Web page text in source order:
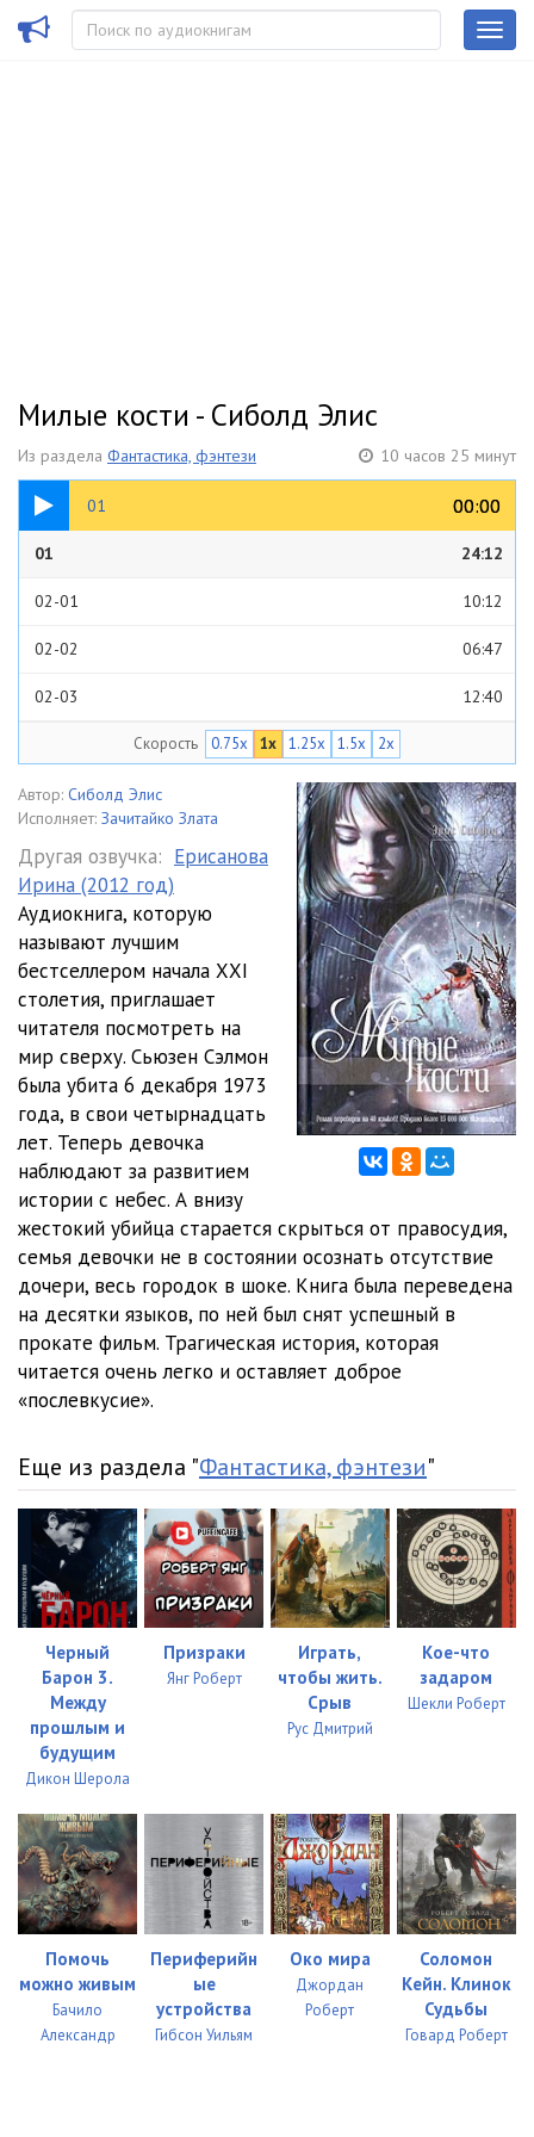
Милые кости - Сиболд Элис
Из раздела Фантастика, фэнтези 10 часов 25 минут
01 00:00
00:00
24:12
01 24:12
02-01 10:12
02-02 06:47
02-03 12:40
03-01 14:47
14:11
04 18:26
05-01 17:45
05-02 12:21
06-01 12:55
06-02 11:22
06-03 15:40
07
08 03:28
09-01 09:25
09-02
09-03
09-04
10-01
10-02 10:55
10-03 08:22
11-01 09:03
11-02 09:50
11-03 09:59
12-01
12-02
12-03 07:29
12-04 06:04
13-01 08:13
13-02 10:29
13-03 13:01
Скорость 0.75x 1x 1.25x 1.5x 2x
Автор: Сиболд Элис
Исполняет: Зачитайко Злата
Другая озвучка: Ерисанова
Ирина (2012 год)
Аудиокнига, которую
называют лучшим
бестселлером начала ХХІ
столетия, приглашает
читателя посмотреть на
мир сверху. Сьюзен Сэлмон
была убита 6 декабря 1973
года, в свои четырнадцать
лет. Теперь девочка
наблюдают за развитием
истории с небес. А внизу
жестокий убийца старается скрыться от правосудия,
семья девочки не в состоянии осознать отсутствие
дочери, весь городок в шоке. Книга была переведена
на десятки языков, по ней был снят успешный в
прокате фильм. Трагическая история, которая
читается очень легко и оставляет доброе
«послевкусие».
Еще из раздела "Фантастика, фэнтези"
Черный
Барон 3.
Между
прошлым и
будущим
Дикон Шерола
Призраки
Янг Роберт
Играть,
чтобы жить.
Срыв
Рус Дмитрий
Кое-что
задаром
Шекли Роберт
Помочь
можно живым
Бачило
Александр
Периферийн
ые
устройства
Гибсон Уильям
Око мира
Джордан
Роберт
Соломон
Кейн. Клинок
Судьбы
Говард Роберт